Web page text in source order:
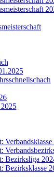
Bezirksliga
Bezirksklasse